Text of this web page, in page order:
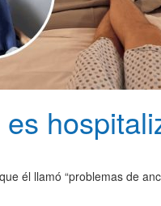
él llamó “problemas de